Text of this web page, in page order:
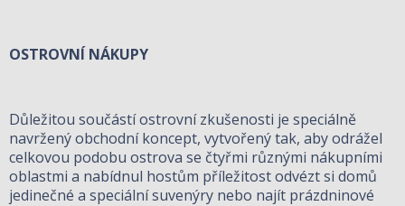
OSTROVNÍ NÁKUPY
Důležitou součástí ostrovní zkušenosti je speciálně
navržený obchodní koncept, vytvořený tak, aby odrážel
celkovou podobu ostrova se čtyřmi různými nákupními
oblastmi a nabídnul hostům příležitost odvézt si domů
jedinečné a speciální suvenýry nebo najít prázdninové